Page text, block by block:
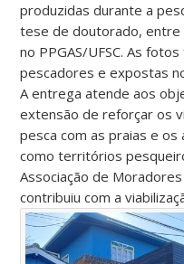
produzidas durante a
tese de doutorado,
no PPGAS/UFSC. As
pescadores e expostas
A entrega atende aos
extensão de reforçar os
pesca com as praias e
como territórios
Associação de
contribuiu com a